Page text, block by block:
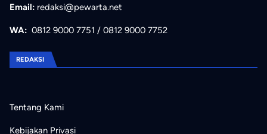
Email: redaksi@pewarta.net
WA: 0812 9000 7751 / 0812 9000 7752
REDAKSI
Tentang Kami
Kebijakan Privasi